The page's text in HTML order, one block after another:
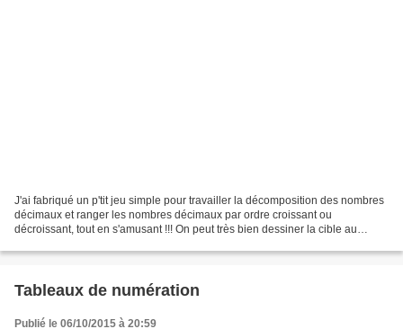
J'ai fabriqué un p'tit jeu simple pour travailler la décomposition des nombres
décimaux et ranger les nombres décimaux par ordre croissant ou
décroissant, tout en s'amusant !!! On peut très bien dessiner la cible au
Tableaux de numération
Publié le 06/10/2015 à 20:59